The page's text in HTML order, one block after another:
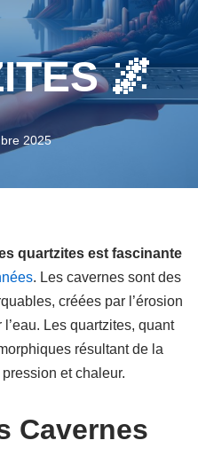
🌌
2025
quartzites est fascinante
. Les cavernes sont des
créées par l’érosion
Les quartzites, quant
résultant de la
et chaleur.
Cavernes